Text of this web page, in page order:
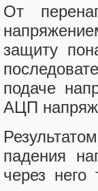
От
защиту
подаче
АЦП
падения
через него